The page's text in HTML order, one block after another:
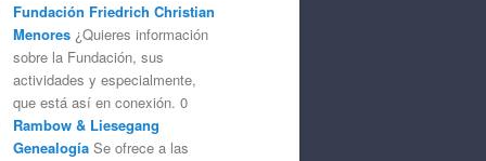
Fundación Friedrich Christian
Menores ¿Quieres información
sobre la Fundación, sus
actividades y especialmente,
que está así en conexión. 0
Rambow & Liesegang
Genealogía Se ofrece a las